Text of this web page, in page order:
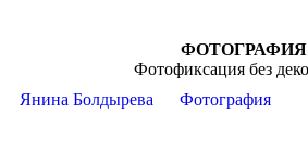
ФОТОГРАФИЯ
Фотофиксация без
Янина Болдырева
Фотография